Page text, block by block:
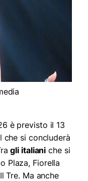
è previsto il 13
che si concluderà
gli italiani che si
Plaza, Fiorella
Tre. Ma anche